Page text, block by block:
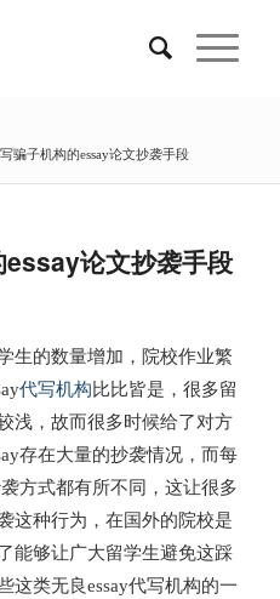
骗子机构的essay论文抄袭手段
论文抄袭手段
生的数量增加，院校作业繁
代写机构比比皆是，很多留
浅，故而很多时候给了对方
存在大量的抄袭情况，而每
方式都有所不同，这让很多
这种行为，在国外的院校是
能够让广大留学生避免这踩
这类无良essay代写机构的一